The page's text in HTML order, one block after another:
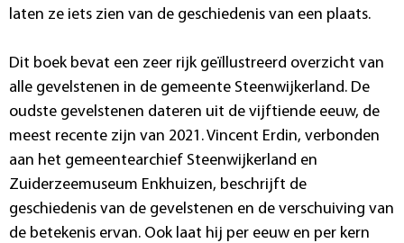
laten ze iets zien van de geschiedenis van een plaats.
Dit boek bevat een zeer rijk geïllustreerd overzicht van
alle gevelstenen in de gemeente Steenwijkerland. De
oudste gevelstenen dateren uit de vijftiende eeuw, de
meest recente zijn van 2021. Vincent Erdin, verbonden
aan het gemeentearchief Steenwijkerland en
Zuiderzeemuseum Enkhuizen, beschrijft de
geschiedenis van de gevelstenen en de verschuiving van
de betekenis ervan. Ook laat hij per eeuw en per kern